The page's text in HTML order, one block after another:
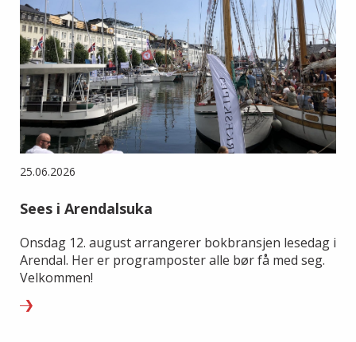
25.06.2026
Sees i Arendalsuka
Onsdag 12. august arrangerer bokbransjen lesedag i
Arendal. Her er programposter alle bør få med seg.
Velkommen!